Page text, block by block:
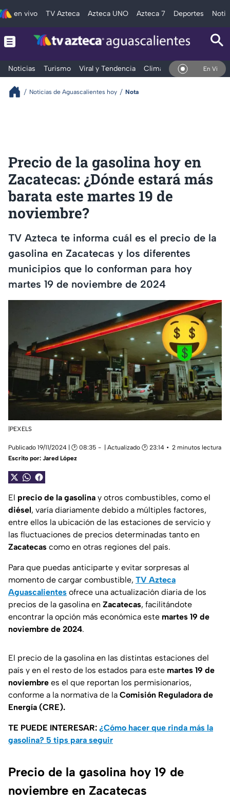
en vivo TV Azteca Azteca UNO Azteca 7 Deportes
Noticias Turismo Viral y Tendencia Clima Deportes En Vivo
Noticias de Aguascalientes hoy Nota
Precio de la gasolina hoy en
Zacatecas: ¿Dónde estará más
barata este martes 19 de
noviembre?
TV Azteca te informa cuál es el precio de la
gasolina en Zacatecas y los diferentes
municipios que lo conforman para hoy
martes 19 de noviembre de 2024
|PEXELS
Publicado 19/11/2024 | 🕑 08:35 | Actualizado 🕑 23:14
2 minutos lectura
Escrito por: Jared López
El precio de la gasolina y otros combustibles, como el
diésel, varía diariamente debido a múltiples factores,
entre ellos la ubicación de las estaciones de servicio y
las fluctuaciones de precios determinadas tanto en
Zacatecas como en otras regiones del país.
Para que puedas anticiparte y evitar sorpresas al
momento de cargar combustible, TV Azteca
Aguascalientes ofrece una actualización diaria de los
precios de la gasolina en Zacatecas, facilitándote
encontrar la opción más económica este martes 19 de
noviembre de 2024.
El precio de la gasolina en las distintas estaciones del
país y en el resto de los estados para este martes 19 de
noviembre es el que reportan los permisionarios,
conforme a la normativa de la Comisión Reguladora de
Energía (CRE).
TE PUEDE INTERESAR: ¿Cómo hacer que rinda más la
gasolina? 5 tips para seguir
Precio de la gasolina hoy 19 de
noviembre en Zacatecas